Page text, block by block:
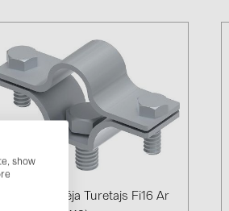
Zibensuztvērēja Turetajs Fi16 Ar
show